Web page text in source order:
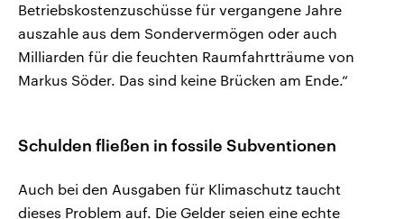
Betriebskostenzuschüsse für vergangene Jahre
auszahle aus dem Sondervermögen oder auch
Milliarden für die feuchten Raumfahrtträume von
Markus Söder. Das sind keine Brücken am Ende.“
Schulden fließen in fossile Subventionen
Auch bei den Ausgaben für Klimaschutz taucht
dieses Problem auf. Die Gelder seien eine echte